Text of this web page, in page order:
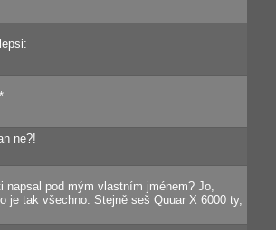
ne?!
pod mým vlastním jménem? Jo,
je tak všechno. Stejně seš Quuar X 6000 ty,